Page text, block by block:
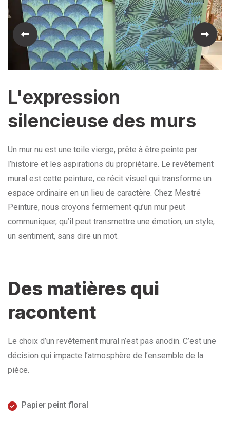
L'expression
silencieuse des murs
Un mur nu est une toile vierge, prête à être peinte par
l’histoire et les aspirations du propriétaire. Le revêtement
mural est cette peinture, ce récit visuel qui transforme un
espace ordinaire en un lieu de caractère. Chez Mestré
Peinture, nous croyons fermement qu’un mur peut
communiquer, qu’il peut transmettre une émotion, un style,
un sentiment, sans dire un mot.
Des matières qui
racontent
Le choix d’un revêtement mural n’est pas anodin. C’est une
décision qui impacte l’atmosphère de l’ensemble de la
pièce.
Papier peint floral